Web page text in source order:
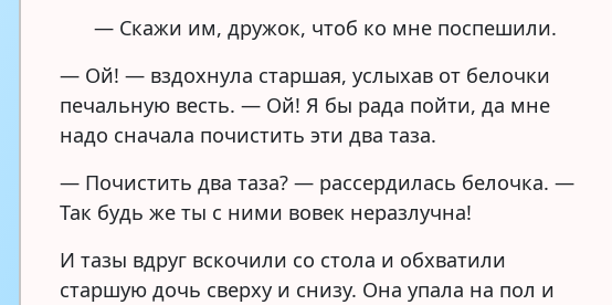
— Скажи им, дружок, чтоб ко мне поспешили.
— Ой! — вздохнула старшая, услыхав от белочки
печальную весть. — Ой! Я бы рада пойти, да мне
надо сначала почистить эти два таза.
— Почистить два таза? — рассердилась белочка. —
Так будь же ты с ними вовек неразлучна!
И тазы вдруг вскочили со стола и обхватили
старшую дочь сверху и снизу. Она упала на пол и